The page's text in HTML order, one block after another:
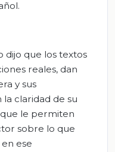
dijo que los textos
reales, dan
y sus
claridad de su
que le permiten
sobre lo que
ese